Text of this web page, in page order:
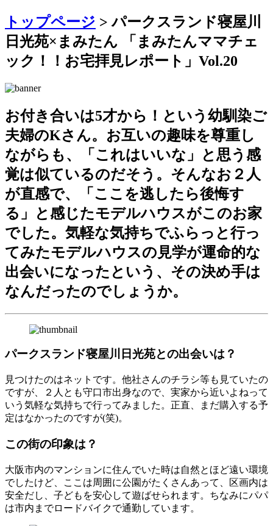
トップページ > パークスランド寝屋川
日光苑×まみたん 「まみたんママチェ
ック！！お宅拝見レポート」Vol.20
お付き合いは5才から！という幼馴染ご
夫婦のKさん。お互いの趣味を尊重し
ながらも、「これはいいな」と思う感
覚は似ているのだそう。そんなお２人
が直感で、「ここを逃したら後悔す
る」と感じたモデルハウスがこのお家
でした。気軽な気持ちでふらっと行っ
てみたモデルハウスの見学が運命的な
出会いになったという、その決め手は
なんだったのでしょうか。
パークスランド寝屋川日光苑との出会いは？
見つけたのはネットです。他社さんのチラシ等も見ていたの
ですが、２人とも守口市出身なので、実家から近いよねって
いう気軽な気持ちで行ってみました。正直、まだ購入する予
定はなかったのですが(笑)。
この街の印象は？
大阪市内のマンションに住んでいた時は自然とほど遠い環境
でしたけど、ここは周囲に公園がたくさんあって、区画内は
安全だし、子どもを安心して遊ばせられます。ちなみにパパ
は市内までロードバイクで通勤しています。